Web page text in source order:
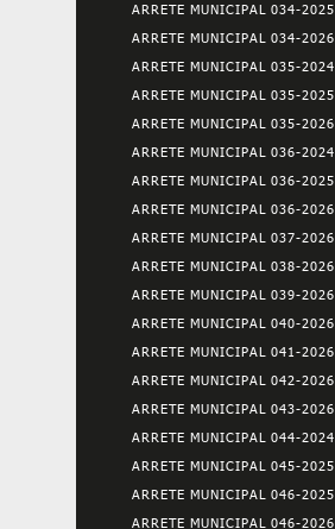
ARRETE MUNICIPAL 034-2025
ARRETE MUNICIPAL 034-2026
ARRETE MUNICIPAL 035-2024
ARRETE MUNICIPAL 035-2025
ARRETE MUNICIPAL 035-2026
ARRETE MUNICIPAL 036-2024
ARRETE MUNICIPAL 036-2025
ARRETE MUNICIPAL 036-2026
ARRETE MUNICIPAL 037-2026
ARRETE MUNICIPAL 038-2026
ARRETE MUNICIPAL 039-2026
ARRETE MUNICIPAL 040-2026
ARRETE MUNICIPAL 041-2026
ARRETE MUNICIPAL 042-2026
ARRETE MUNICIPAL 043-2026
ARRETE MUNICIPAL 044-2024
ARRETE MUNICIPAL 045-2025
ARRETE MUNICIPAL 046-2025
ARRETE MUNICIPAL 046-2026